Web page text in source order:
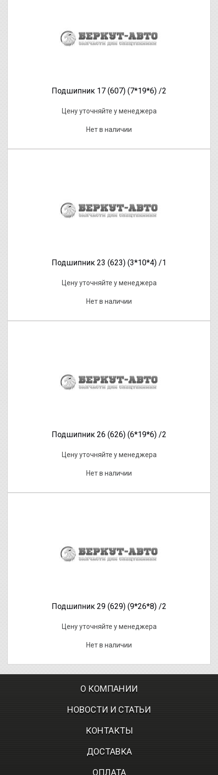
Подшипник 17 (607) (7*19*6) /2
Цену уточняйте у менеджера
Нет в наличии
Подшипник 23 (623) (3*10*4) /1
Цену уточняйте у менеджера
Нет в наличии
Подшипник 26 (626) (6*19*6) /2
Цену уточняйте у менеджера
Нет в наличии
Подшипник 29 (629) (9*26*8) /2
Цену уточняйте у менеджера
Нет в наличии
О КОМПАНИИ
НОВОСТИ И СТАТЬИ
КОНТАКТЫ
ДОСТАВКА
ОПЛАТА